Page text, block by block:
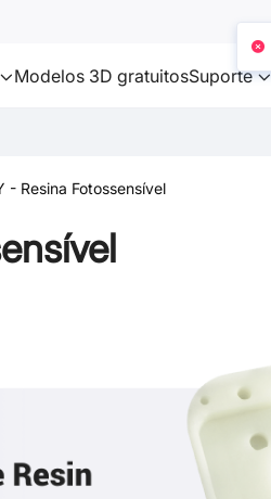
Modelos 3D gratuitosSuporte
- Resina Fotossensível